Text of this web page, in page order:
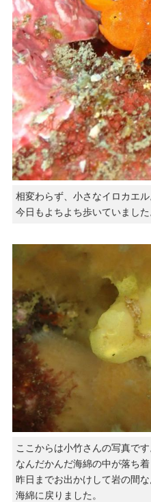
相変わらず、小さなイロカエル
今日もよちよち歩いていました
ここからは小竹さんの写真です
なんだかんだ海綿の中が落ち着
昨日までお出かけして岩の間な
海綿に戻りました。